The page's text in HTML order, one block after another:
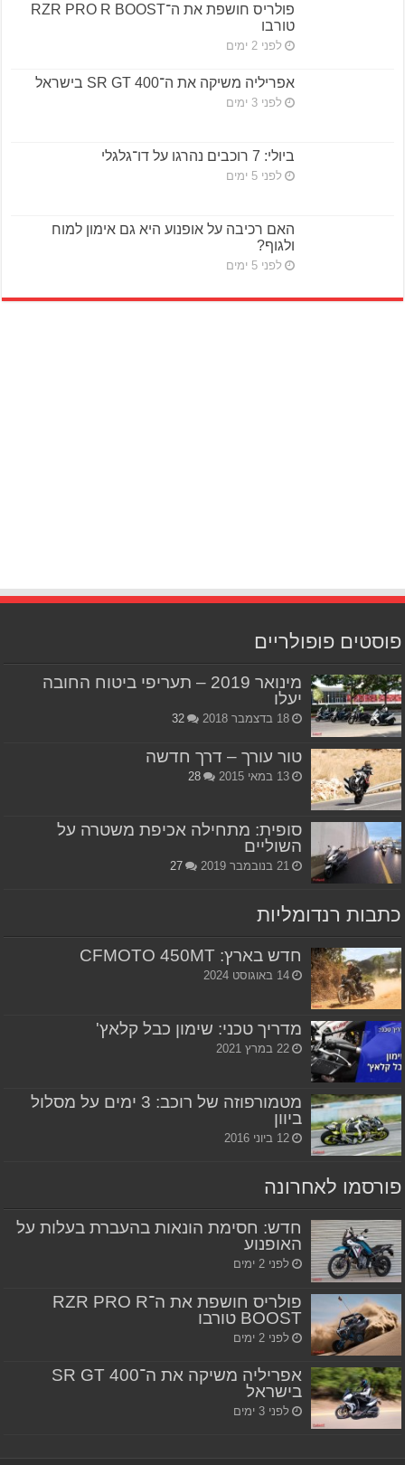
פולריס חושפת את ה־RZR PRO R BOOST
טורבו
לפני 2 ימים
אפריליה משיקה את ה־SR GT 400 בישראל
לפני 3 ימים
ביולי: 7 רוכבים נהרגו על דו־גלגלי
לפני 5 ימים
האם רכיבה על אופנוע היא גם אימון למוח
ולגוף?
לפני 5 ימים
פוסטים פופולריים
מינואר 2019 – תעריפי ביטוח החובה
יעלו
18 בדצמבר 2018 32
טור עורך – דרך חדשה
13 במאי 2015 28
סופית: מתחילה אכיפת משטרה על
השוליים
21 בנובמבר 2019 27
כתבות רנדומליות
חדש בארץ: CFMOTO 450MT
14 באוגוסט 2024
מדריך טכני: שימון כבל קלאץ'
22 במרץ 2021
מטמורפוזה של רוכב: 3 ימים על מסלול
ביוון
12 ביוני 2016
פורסמו לאחרונה
חדש: חסימת הונאות בהעברת בעלות על
האופנוע
לפני 2 ימים
פולריס חושפת את ה־RZR PRO R
BOOST טורבו
לפני 2 ימים
אפריליה משיקה את ה־SR GT 400
בישראל
לפני 3 ימים